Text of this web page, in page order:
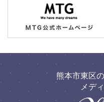
熊本市東区
メデ